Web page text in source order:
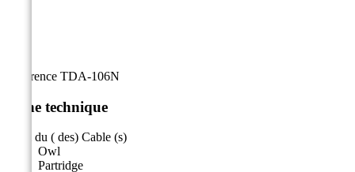
Référence TDA-106N
Fiche technique
Nom du ( des) Cable (s)
Owl
Partridge